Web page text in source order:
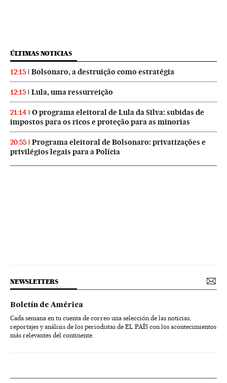
ÚLTIMAS NOTICIAS
12:15 Bolsonaro, a destruição como estratégia
12:15 Lula, uma ressurreição
21:14
O programa eleitoral de Lula da Silva: subidas de
impostos para os ricos e proteção para as minorias
20:55
Programa eleitoral de Bolsonaro: privatizações e
privilégios legais para a Polícia
NEWSLETTERS
Boletín de América
Cada semana en tu cuenta de correo una selección de las noticias,
reportajes y análisis de los periodistas de EL PAÍS con los acontecimientos
más relevantes del continente.